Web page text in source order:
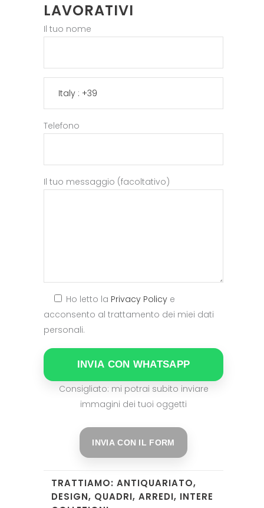
LAVORATIVI
Il tuo nome
Telefono
Il tuo messaggio (facoltativo)
Ho letto la Privacy Policy e
acconsento al trattamento dei miei dati
personali.
INVIA CON WHATSAPP
Consigliato: mi potrai subito inviare
immagini dei tuoi oggetti
INVIA CON IL FORM
TRATTIAMO: ANTIQUARIATO,
DESIGN, QUADRI, ARREDI, INTERE